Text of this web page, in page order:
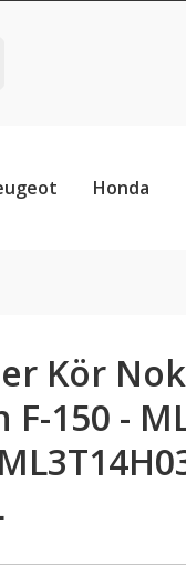
Honda
Kör
150 -